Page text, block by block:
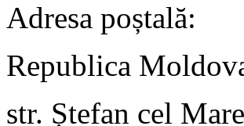
Adresa poștală:
Republica
str. Ștefan cel